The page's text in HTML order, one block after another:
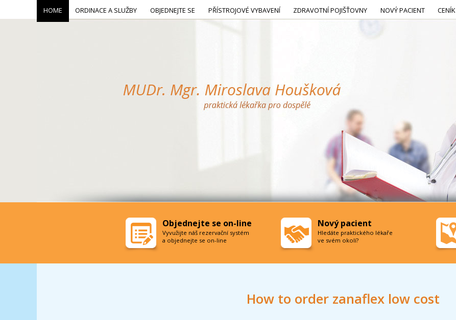
How to order zanaflex low cost
HOME ORDINACE A SLUŽBY OBJEDNEJTE SE PŘÍSTROJOVÉ VYBAVENÍ ZDRAVOTNÍ POJIŠŤOVNY NOVÝ PACIENT CENÍK
Objednejte se on-line
Vyvužijte náš rezervační systém
a objednejte se on-line
Nový pacient
Hledáte praktického lékaře
ve svém okolí?